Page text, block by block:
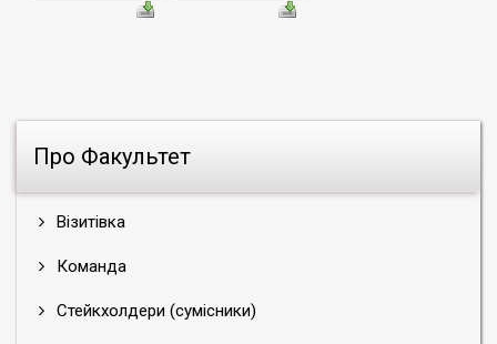
Про Факультет
Візитівка
Команда
Стейкхолдери (сумісники)